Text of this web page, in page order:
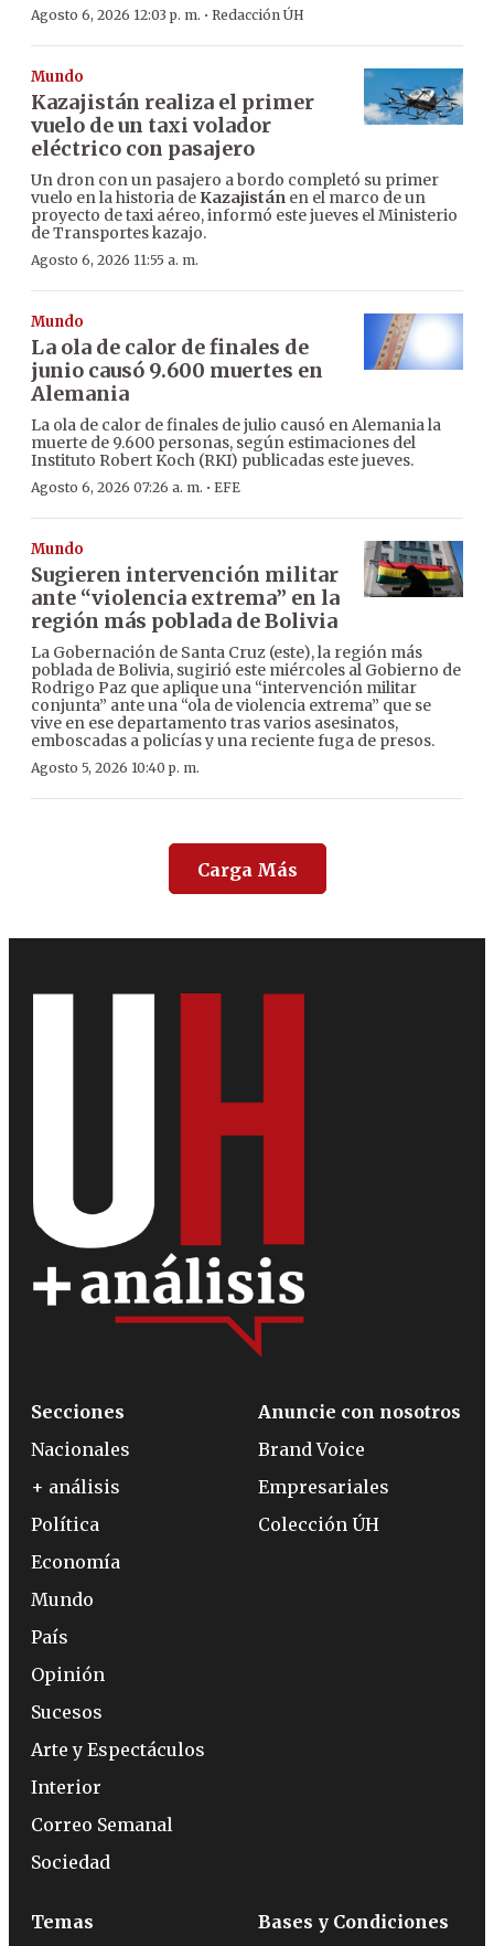
Agosto 6, 2026 12:03 p. m. · Redacción ÚH
Mundo
Kazajistán realiza el primer
vuelo de un taxi volador
eléctrico con pasajero
Un dron con un pasajero a bordo completó su primer
vuelo en la historia de Kazajistán en el marco de un
proyecto de taxi aéreo, informó este jueves el Ministerio
de Transportes kazajo.
Agosto 6, 2026 11:55 a. m.
Mundo
La ola de calor de finales de
junio causó 9.600 muertes en
Alemania
La ola de calor de finales de julio causó en Alemania la
muerte de 9.600 personas, según estimaciones del
Instituto Robert Koch (RKI) publicadas este jueves.
Agosto 6, 2026 07:26 a. m. · EFE
Mundo
Sugieren intervención militar
ante “violencia extrema” en la
región más poblada de Bolivia
La Gobernación de Santa Cruz (este), la región más
poblada de Bolivia, sugirió este miércoles al Gobierno de
Rodrigo Paz que aplique una “intervención militar
conjunta” ante una “ola de violencia extrema” que se
vive en ese departamento tras varios asesinatos,
emboscadas a policías y una reciente fuga de presos.
Agosto 5, 2026 10:40 p. m.
Carga Más
Secciones
Nacionales
+ análisis
Política
Economía
Mundo
País
Opinión
Sucesos
Arte y Espectáculos
Interior
Correo Semanal
Sociedad
Anuncie con nosotros
Brand Voice
Empresariales
Colección ÚH
Temas Bases y Condiciones